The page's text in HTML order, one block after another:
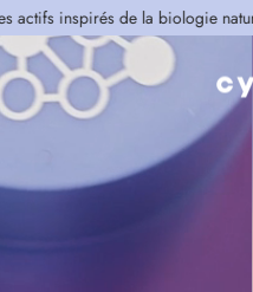
la biologie naturelle de la peau